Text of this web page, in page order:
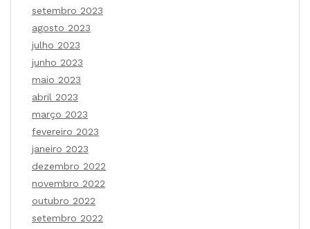
setembro 2023
agosto 2023
julho 2023
junho 2023
maio 2023
abril 2023
março 2023
fevereiro 2023
janeiro 2023
dezembro 2022
novembro 2022
outubro 2022
setembro 2022